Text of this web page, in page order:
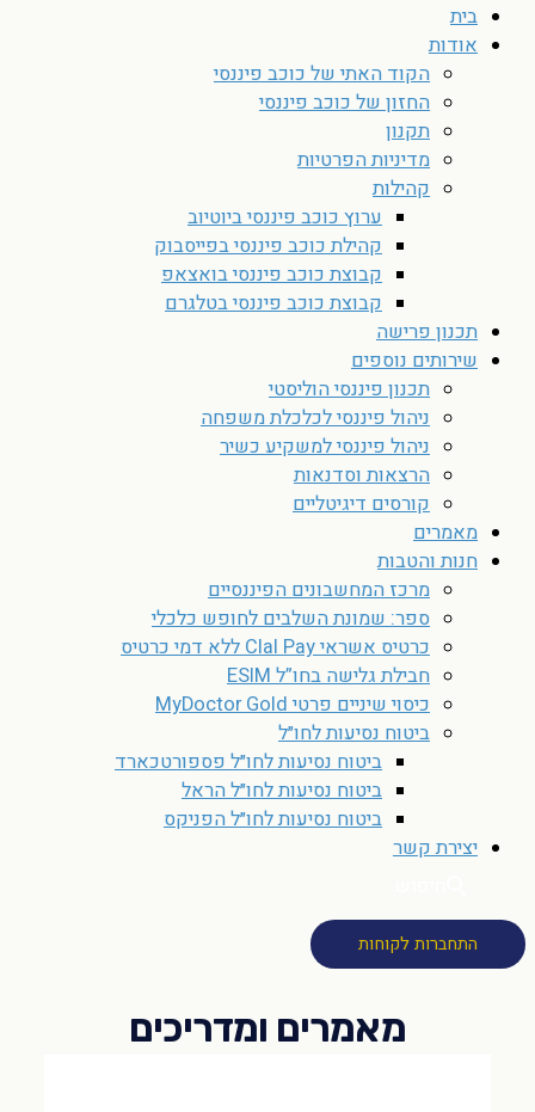
בית
אודות
הקוד האתי של כוכב פיננסי
החזון של כוכב פיננסי
תקנון
מדיניות הפרטיות
קהילות
ערוץ כוכב פיננסי ביוטיוב
קהילת כוכב פיננסי בפייסבוק
קבוצת כוכב פיננסי בואצאפ
קבוצת כוכב פיננסי בטלגרם
תכנון פרישה
שירותים נוספים
תכנון פיננסי הוליסטי
ניהול פיננסי לכלכלת משפחה
ניהול פיננסי למשקיע כשיר
הרצאות וסדנאות
קורסים דיגיטליים
מאמרים
חנות והטבות
מרכז המחשבונים הפיננסיים
ספר: שמונת השלבים לחופש כלכלי
כרטיס אשראי Clal Pay ללא דמי כרטיס
חבילת גלישה בחו”ל ESIM
כיסוי שיניים פרטי MyDoctor Gold
ביטוח נסיעות לחו״ל
ביטוח נסיעות לחו״ל פספורטכארד
ביטוח נסיעות לחו״ל הראל
ביטוח נסיעות לחו״ל הפניקס
יצירת קשר
התחברות לקוחות